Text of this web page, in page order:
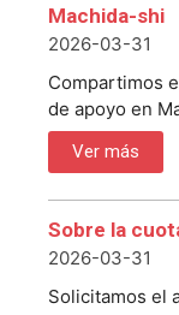
Machida-shi
2026-03-31
Compartimos
de apoyo en
Ver más
Sobre la
2026-03-31
Solicitamos el